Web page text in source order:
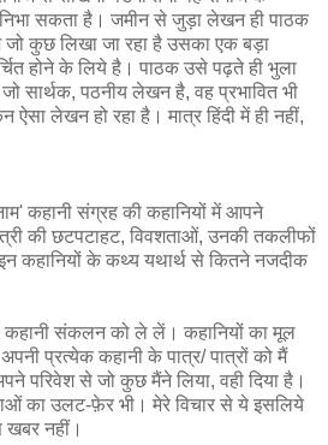
निभा सकता है। जमीन से जुड़ा लेखन ही पाठक
कुछ लिखा जा रहा है उसका एक बड़ा
होने के लिये है। पाठक उसे पढ़ते ही भुला
जो सार्थक, पठनीय लेखन है, वह प्रभावित भी
ऐसा लेखन हो रहा है। मात्र हिंदी में ही नहीं,
कहानी संग्रह की कहानियों में आपने
की छटपटाहट, विवशताओं, उनकी तकलीफों
कहानियों के कथ्य यथार्थ से कितने नजदीक
कहानी संकलन को ले लें। कहानियों का मूल
प्रत्येक कहानी के पात्र/ पात्रों को मैं
परिवेश से जो कुछ मैंने लिया, वही दिया है।
का उलट-फ़ेर भी। मेरे विचार से ये इसलिये
खबर नहीं।